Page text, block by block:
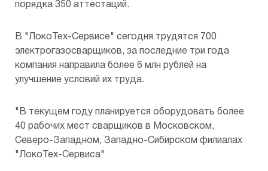
порядка 350 аттестаций.
В "ЛокоТех-Сервисе" сегодня трудятся 700
электрогазосварщиков, за последние три года
компания направила более 6 млн рублей на
улучшение условий их труда.
"В текущем году планируется оборудовать более
40 рабочих мест сварщиков в Московском,
Северо-Западном, Западно-Сибирском филиалах
"ЛокоТех-Сервиса"